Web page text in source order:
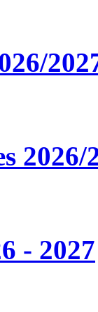
2026/
- 2027